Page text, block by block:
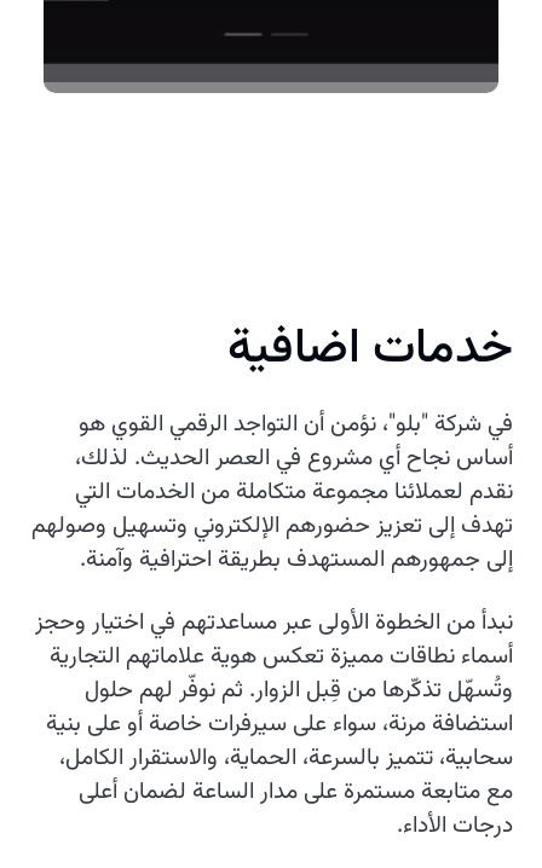
خدمات اضافية
في شركة "بلو"، نؤمن أن التواجد الرقمي القوي هو
أساس نجاح أي مشروع في العصر الحديث. لذلك،
نقدم لعملائنا مجموعة متكاملة من الخدمات التي
تهدف إلى تعزيز حضورهم الإلكتروني وتسهيل وصولهم
إلى جمهورهم المستهدف بطريقة احترافية وآمنة.
نبدأ من الخطوة الأولى عبر مساعدتهم في اختيار وحجز
أسماء نطاقات مميزة تعكس هوية علاماتهم التجارية
وتُسهّل تذكّرها من قِبل الزوار. ثم نوفّر لهم حلول
استضافة مرنة، سواء على سيرفرات خاصة أو على بنية
سحابية، تتميز بالسرعة، الحماية، والاستقرار الكامل،
مع متابعة مستمرة على مدار الساعة لضمان أعلى
درجات الأداء.